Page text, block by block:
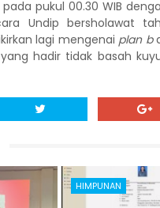
pada pukul 00.30 WIB
Undip bersholawat
lagi mengenai plan b
hadir tidak basah
HIMPUNAN